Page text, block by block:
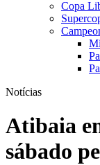
Copa
Notícias
Atibaia
sábado